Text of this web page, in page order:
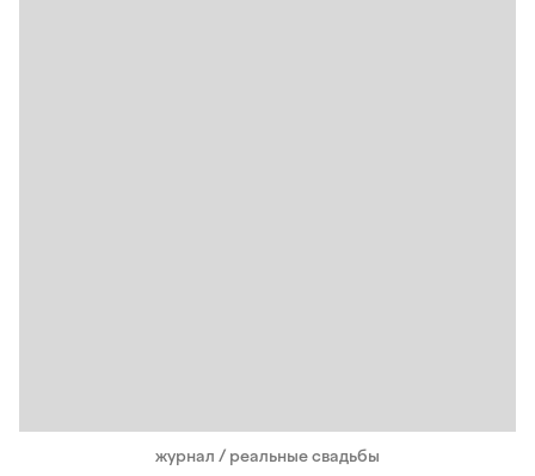
журнал / реальные свадьбы